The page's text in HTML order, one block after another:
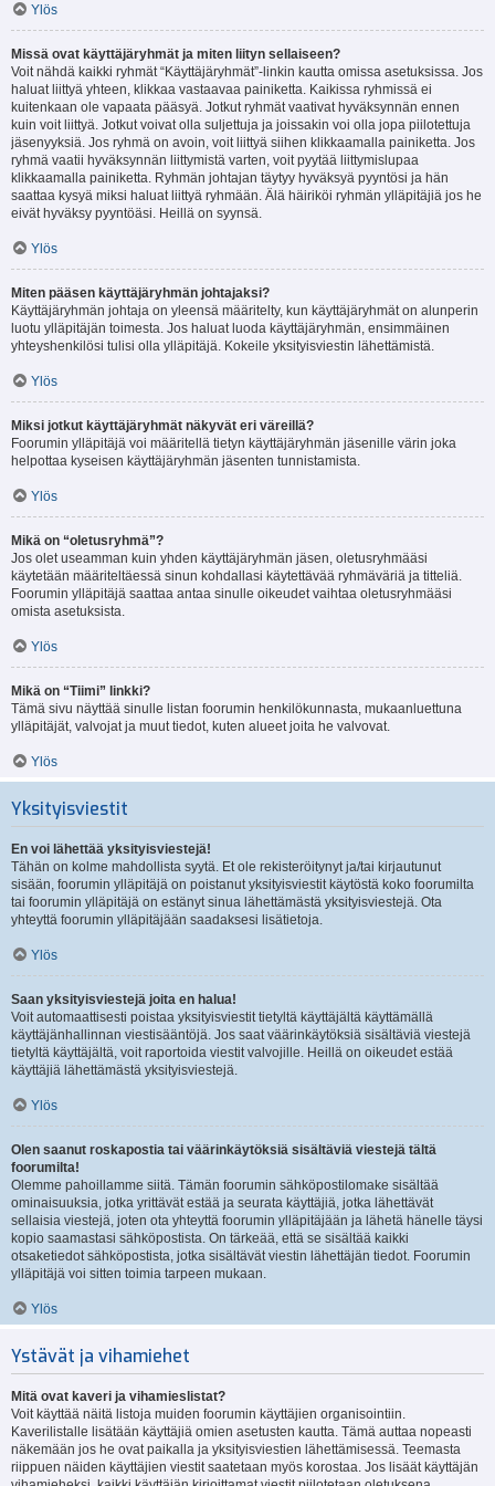
Ylös
Missä ovat käyttäjäryhmät ja miten liityn sellaiseen?
Voit nähdä kaikki ryhmät “Käyttäjäryhmät”-linkin kautta omissa asetuksissa. Jos
haluat liittyä yhteen, klikkaa vastaavaa painiketta. Kaikissa ryhmissä ei
kuitenkaan ole vapaata pääsyä. Jotkut ryhmät vaativat hyväksynnän ennen
kuin voit liittyä. Jotkut voivat olla suljettuja ja joissakin voi olla jopa piilotettuja
jäsenyyksiä. Jos ryhmä on avoin, voit liittyä siihen klikkaamalla painiketta. Jos
ryhmä vaatii hyväksynnän liittymistä varten, voit pyytää liittymislupaa
klikkaamalla painiketta. Ryhmän johtajan täytyy hyväksyä pyyntösi ja hän
saattaa kysyä miksi haluat liittyä ryhmään. Älä häiriköi ryhmän ylläpitäjiä jos he
eivät hyväksy pyyntöäsi. Heillä on syynsä.
Ylös
Miten pääsen käyttäjäryhmän johtajaksi?
Käyttäjäryhmän johtaja on yleensä määritelty, kun käyttäjäryhmät on alunperin
luotu ylläpitäjän toimesta. Jos haluat luoda käyttäjäryhmän, ensimmäinen
yhteyshenkilösi tulisi olla ylläpitäjä. Kokeile yksityisviestin lähettämistä.
Ylös
Miksi jotkut käyttäjäryhmät näkyvät eri väreillä?
Foorumin ylläpitäjä voi määritellä tietyn käyttäjäryhmän jäsenille värin joka
helpottaa kyseisen käyttäjäryhmän jäsenten tunnistamista.
Ylös
Mikä on “oletusryhmä”?
Jos olet useamman kuin yhden käyttäjäryhmän jäsen, oletusryhmääsi
käytetään määriteltäessä sinun kohdallasi käytettävää ryhmäväriä ja titteliä.
Foorumin ylläpitäjä saattaa antaa sinulle oikeudet vaihtaa oletusryhmääsi
omista asetuksista.
Ylös
Mikä on “Tiimi” linkki?
Tämä sivu näyttää sinulle listan foorumin henkilökunnasta, mukaanluettuna
ylläpitäjät, valvojat ja muut tiedot, kuten alueet joita he valvovat.
Ylös
Yksityisviestit
En voi lähettää yksityisviestejä!
Tähän on kolme mahdollista syytä. Et ole rekisteröitynyt ja/tai kirjautunut
sisään, foorumin ylläpitäjä on poistanut yksityisviestit käytöstä koko foorumilta
tai foorumin ylläpitäjä on estänyt sinua lähettämästä yksityisviestejä. Ota
yhteyttä foorumin ylläpitäjään saadaksesi lisätietoja.
Ylös
Saan yksityisviestejä joita en halua!
Voit automaattisesti poistaa yksityisviestit tietyltä käyttäjältä käyttämällä
käyttäjänhallinnan viestisääntöjä. Jos saat väärinkäytöksiä sisältäviä viestejä
tietyltä käyttäjältä, voit raportoida viestit valvojille. Heillä on oikeudet estää
käyttäjiä lähettämästä yksityisviestejä.
Ylös
Olen saanut roskapostia tai väärinkäytöksiä sisältäviä viestejä tältä
foorumilta!
Olemme pahoillamme siitä. Tämän foorumin sähköpostilomake sisältää
ominaisuuksia, jotka yrittävät estää ja seurata käyttäjiä, jotka lähettävät
sellaisia viestejä, joten ota yhteyttä foorumin ylläpitäjään ja lähetä hänelle täysi
kopio saamastasi sähköpostista. On tärkeää, että se sisältää kaikki
otsaketiedot sähköpostista, jotka sisältävät viestin lähettäjän tiedot. Foorumin
ylläpitäjä voi sitten toimia tarpeen mukaan.
Ylös
Ystävät ja vihamiehet
Mitä ovat kaveri ja vihamieslistat?
Voit käyttää näitä listoja muiden foorumin käyttäjien organisointiin.
Kaverilistalle lisätään käyttäjiä omien asetusten kautta. Tämä auttaa nopeasti
näkemään jos he ovat paikalla ja yksityisviestien lähettämisessä. Teemasta
riippuen näiden käyttäjien viestit saatetaan myös korostaa. Jos lisäät käyttäjän